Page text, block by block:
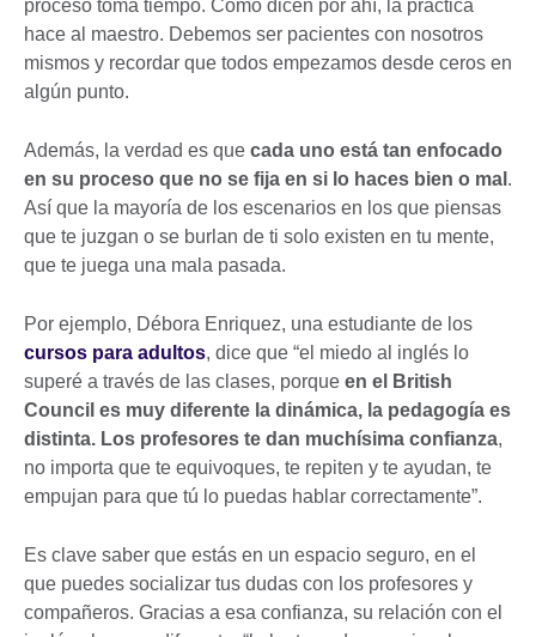
proceso toma tiempo. Como dicen por ahí, la práctica
hace al maestro. Debemos ser pacientes con nosotros
mismos y recordar que todos empezamos desde ceros en
algún punto.
Además, la verdad es que cada uno está tan enfocado
en su proceso que no se fija en si lo haces bien o mal .
Así que la mayoría de los escenarios en los que piensas
que te juzgan o se burlan de ti solo existen en tu mente,
que te juega una mala pasada.
Por ejemplo, Débora Enriquez, una estudiante de los
cursos para adultos, dice que “el miedo al inglés lo
superé a través de las clases, porque en el British
Council es muy diferente la dinámica, la pedagogía es
distinta. Los profesores te dan muchísima confianza,
no importa que te equivoques, te repiten y te ayudan, te
empujan para que tú lo puedas hablar correctamente”.
Es clave saber que estás en un espacio seguro, en el
que puedes socializar tus dudas con los profesores y
compañeros. Gracias a esa confianza, su relación con el